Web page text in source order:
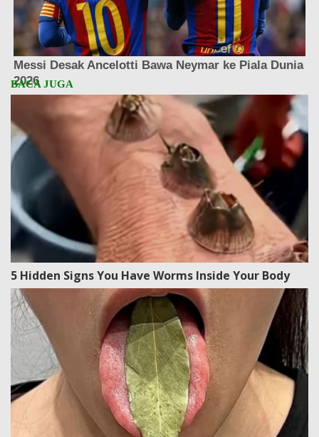
5 Hidden Signs You Have Worms Inside Your Body